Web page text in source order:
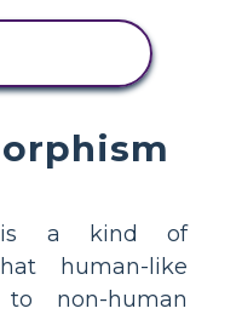
is a kind of
human-like
non-human